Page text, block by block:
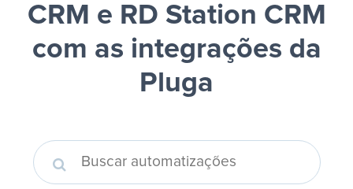
CRM e RD Station CRM
com as integrações da
Pluga